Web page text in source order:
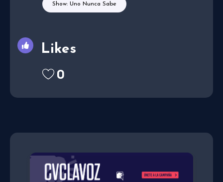
Show: Uno Nunca Sabe
Likes
0